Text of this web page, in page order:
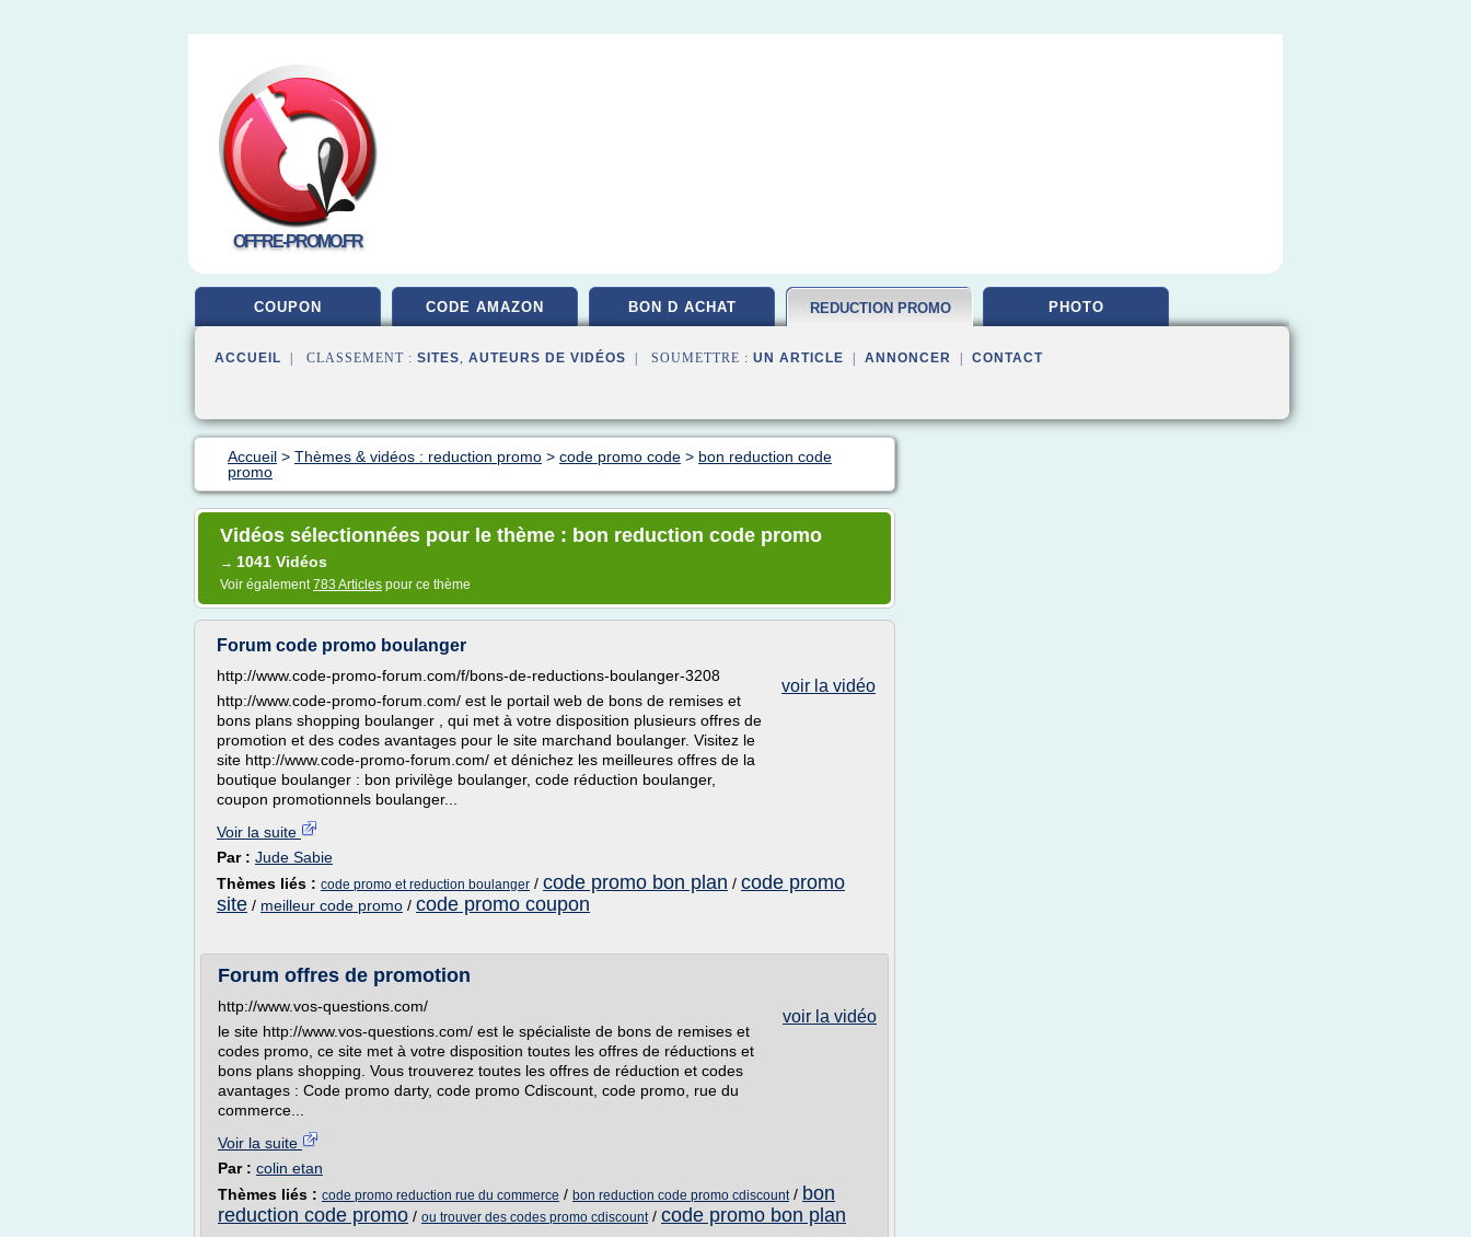
OFFRE-PROMO.FR
COUPON CODE AMAZON BON D ACHAT REDUCTION PROMO PHOTO
ACCUEIL | CLASSEMENT : SITES, AUTEURS DE VIDÉOS | SOUMETTRE : UN ARTICLE ANNONCER CONTACT
Accueil > Thèmes & vidéos : reduction promo > code promo code > bon reduction code
promo
Vidéos sélectionnées pour le thème : bon reduction code promo
→ 1041 Vidéos
Voir également783 Articles pour ce thème
Forum code promo boulanger
voir la vidéo
http://www.code-promo-forum.com/f/bons-de-reductions-boulanger-3208
http://www.code-promo-forum.com/ est le portail web de bons de remises et
bons plans shopping boulanger , qui met à votre disposition plusieurs offres de
promotion et des codes avantages pour le site marchand boulanger. Visitez le
site http://www.code-promo-forum.com/ et dénichez les meilleures offres de la
boutique boulanger : bon privilège boulanger, code réduction boulanger,
coupon promotionnels boulanger...
Voir la suite
Par : Jude Sabie
Thèmes liés : code promo et reduction boulanger / code promo bon plan / code promo
site / meilleur code promo / code promo coupon
Forum offres de promotion
voir la vidéo
http://www.vos-questions.com/
le site http://www.vos-questions.com/ est le spécialiste de bons de remises et
codes promo, ce site met à votre disposition toutes les offres de réductions et
bons plans shopping. Vous trouverez toutes les offres de réduction et codes
avantages : Code promo darty, code promo Cdiscount, code promo, rue du
commerce...
Voir la suite
Par : colin etan
Thèmes liés : code promo reduction rue du commerce / bon reduction code promo cdiscount/ bon
reduction code promo / ou trouver des codes promo cdiscount/ code promo bon plan